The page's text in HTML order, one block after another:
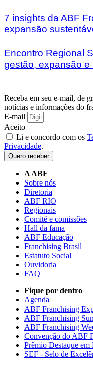
7 insights da ABF
expansão
Encontro Regional
gestão, expansão
Receba em seu e-mail, de
notícias e informações do
E-mail
Aceito
Li e concordo com os
Privacidade.
Quero receber
A ABF
Sobre nós
Diretoria
ABF RIO
Regionais
Comitê e comissões
Hall da fama
ABF Educação
Franchising Brasil
Estatuto Social
Ouvidoria
FAQ
Fique por dentro
Agenda
ABF Franchising
ABF Franchising
ABF Franchising
Convenção do ABF
Prêmio Destaque
SEF - Selo de